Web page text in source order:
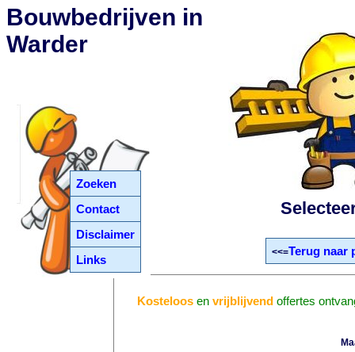
Zoeken
Contact
Disclaimer
Links
Bouwbedrijven in
Warder
<<=Terug naar
Kosteloos envrijblijvend offertes